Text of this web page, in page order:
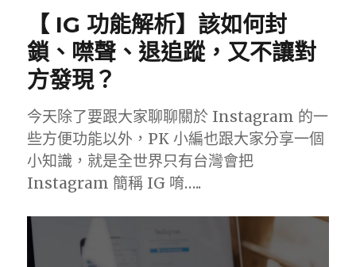
【 IG 功能解析】該如何封
鎖、噤聲、退追蹤，又不讓對
方發現？
今天除了要跟大家聊聊關於 Instagram 的一
些方便功能以外，PK 小編也跟大家分享一個
小知識，就是全世界只有台灣會把
Instagram 簡稱 IG 唷…..